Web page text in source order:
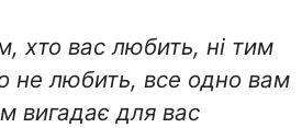
хто вас любить, ні тим
не любить, все одно вам
вигадає для вас